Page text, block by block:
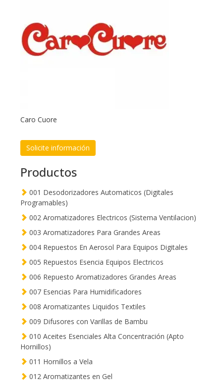
Caro Cuore
Solicite información
Productos
001 Desodorizadores Automaticos (Digitales
Programables)
002 Aromatizadores Electricos (Sistema Ventilacion)
003 Aromatizadores Para Grandes Areas
004 Repuestos En Aerosol Para Equipos Digitales
005 Repuestos Esencia Equipos Electricos
006 Repuesto Aromatizadores Grandes Areas
007 Esencias Para Humidificadores
008 Aromatizantes Liquidos Textiles
009 Difusores con Varillas de Bambu
010 Aceites Esenciales Alta Concentración (Apto
Hornillos)
011 Hornillos a Vela
012 Aromatizantes en Gel